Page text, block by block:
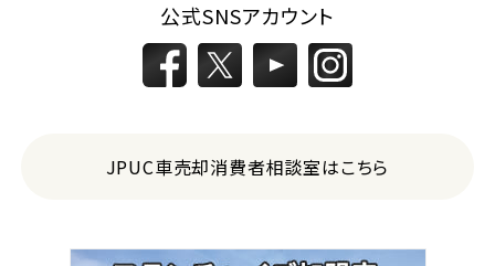
公式SNSアカウント
JPUC車売却消費者相談室はこちら